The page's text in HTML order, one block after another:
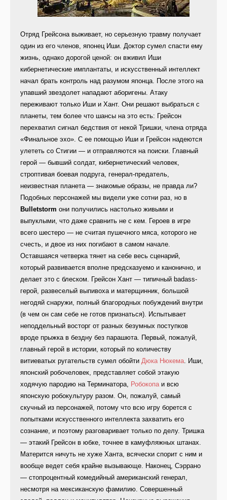
Отряд Грейсона выживает, но серьезную травму получает
один из его членов, японец Иши. Доктор сумел спасти ему
жизнь, однако дорогой ценой: он вживил Иши
кибернетические имплантаты, и искусственный интеллект
начал брать контроль над разумом японца. После этого на
упавший звездолет нападают аборигены. Атаку
переживают только Иши и Хант. Они решают выбраться с
планеты, тем более что шансы на это есть: Грейсон
перехватил сигнал бедствия от некой Тришки, члена отряда
«Финальное эхо». С ее помощью Иши и Грейсон надеются
улететь со Стигии — и отправляются на поиски. Главный
герой — бывший солдат, кибернетический человек,
строптивая боевая подруга, генерал-предатель,
неизвестная планета — знакомые образы, не правда ли?
Подобных персонажей мы видели уже сотни раз, но в
Bulletstorm они получились настолько живыми и
выпуклыми, что даже сравнить не с кем. Героев в игре
всего шестеро — не считая пушечного мяса, которого не
счесть, и двое из них погибают в самом начале.
Оставшаяся четверка тянет на себе весь сценарий,
который развивается вполне предсказуемо и канонично, и
делает это с блеском. Грейсон Хант — типичный badass-
герой, развеселый выпивоха и матерщинник, большой
негодяй снаружи, полный благородных побуждений внутри
(в чем он сам себе не готов признаться). Испытывает
неподдельный восторг от разных безумных поступков
вроде прыжка в бездну без парашюта. Первый, пожалуй,
главный герой в истории, который по количеству
витиеватых ругательств сумел обойти Дюка Нюкема. Иши,
японский робочеловек, представляет собой этакую
ходячую пародию на Терминатора, Робокопаи всю
японскую робокультуру разом. Он, пожалуй, самый
скучный из персонажей, потому что всю игру борется с
попытками искусственного интеллекта захватить его
сознание, и поэтому разговаривает только по делу. Тришка
— этакий Грейсон в юбке, точнее в камуфляжных штанах.
Матерится ничуть не хуже Ханта, всячески спорит с ним и
вообще ведет себя крайне вызывающе. Наконец, Сэррано
— стопроцентный комедийный американский генерал,
несмотря на мексиканскую фамилию. Совершенный